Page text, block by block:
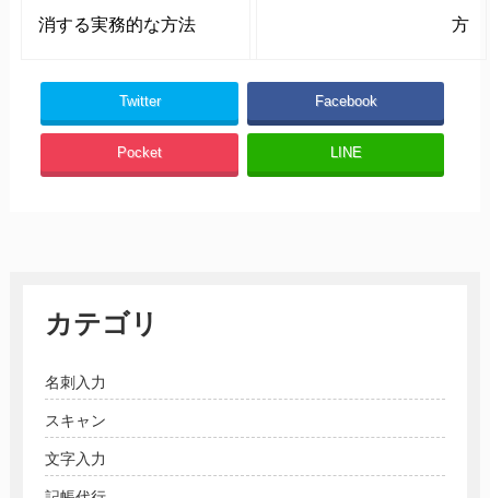
消する実務的な方法 方
Twitter Facebook
Pocket LINE
カテゴリ
名刺入力
スキャン
文字入力